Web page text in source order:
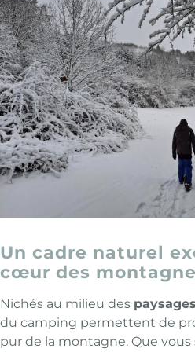
Un cadre naturel
cœur des
Nichés au milieu des
du camping permettent de
pur de la montagne. Que